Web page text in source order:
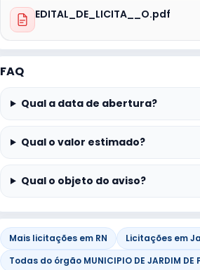
EDITAL_DE_LICITA__O.pdf
FAQ
Qual a data de abertura?
Qual o valor estimado?
Qual o objeto do aviso?
Mais licitações em RN Licitações em
Todas do órgão MUNICIPIO DE JARDIM DE